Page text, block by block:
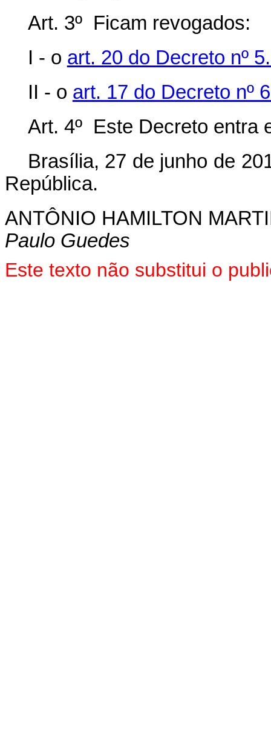
Art. 3º Ficam revogados:
I - o art. 20 do Decreto nº
II - o art. 17 do Decreto nº
Art. 4º Este Decreto entra
Brasília, 27 de junho de
República.
ANTÔNIO HAMILTON
Paulo Guedes
Este texto não substitui o